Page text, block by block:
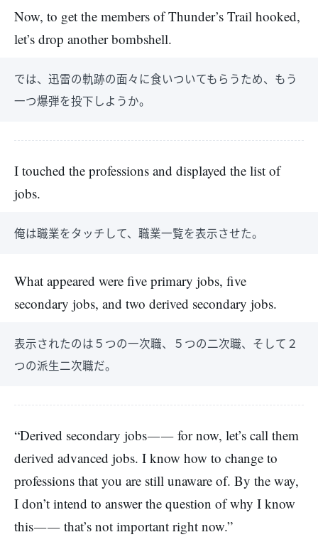
Now, to get the members of Thunder’s Trail hooked,
let’s drop another bombshell.
では、迅雷の軌跡の面々に食いついてもらうため、もう
一つ爆弾を投下しようか。
I touched the professions and displayed the list of
jobs.
俺は職業をタッチして、職業一覧を表示させた。
What appeared were five primary jobs, five
secondary jobs, and two derived secondary jobs.
表示されたのは５つの一次職、５つの二次職、そして２
つの派生二次職だ。
“Derived secondary jobs―― for now, let’s call them
derived advanced jobs. I know how to change to
professions that you are still unaware of. By the way,
I don’t intend to answer the question of why I know
this―― that’s not important right now.”